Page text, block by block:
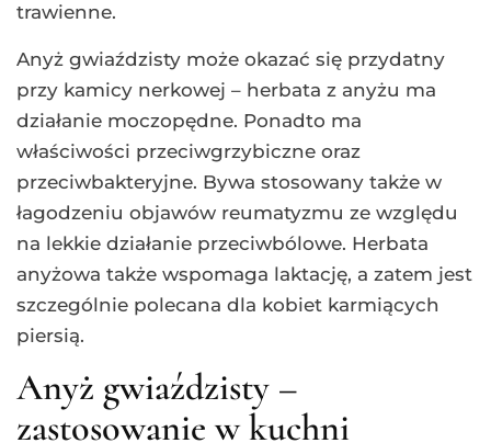
trawienne.
Anyż gwiaździsty może okazać się przydatny
przy kamicy nerkowej – herbata z anyżu ma
działanie moczopędne. Ponadto ma
właściwości przeciwgrzybiczne oraz
przeciwbakteryjne. Bywa stosowany także w
łagodzeniu objawów reumatyzmu ze względu
na lekkie działanie przeciwbólowe. Herbata
anyżowa także wspomaga laktację, a zatem jest
szczególnie polecana dla kobiet karmiących
piersią.
Anyż gwiaździsty –
zastosowanie w kuchni